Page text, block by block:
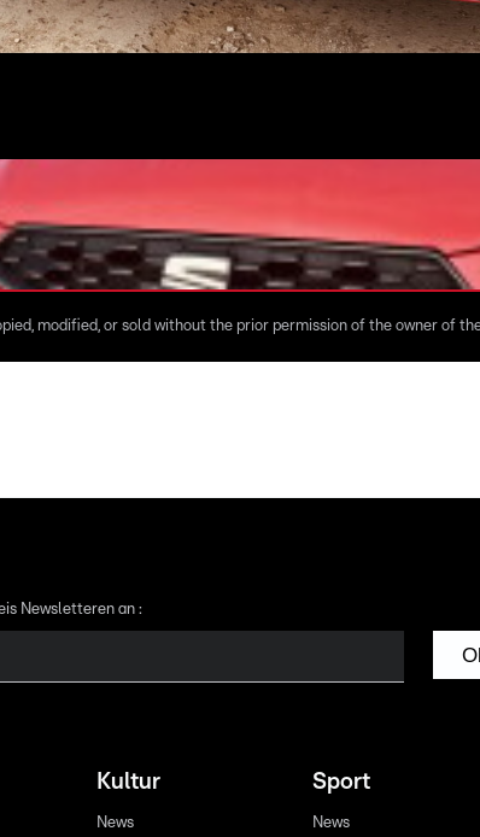
modified, or sold without the prior permission of the owner of
Newsletteren an :
Kultur
News
Sport
News